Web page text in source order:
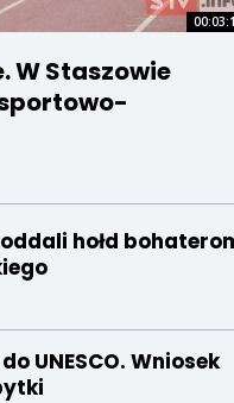
W Staszowie
hołd
UNESCO. Wniosek